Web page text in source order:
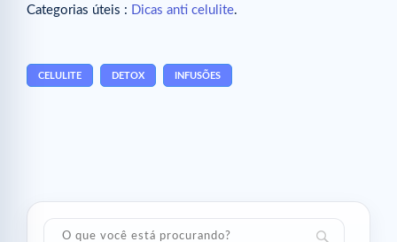
Categorias úteis : Dicas anti celulite.
CELULITE DETOX INFUSÕES